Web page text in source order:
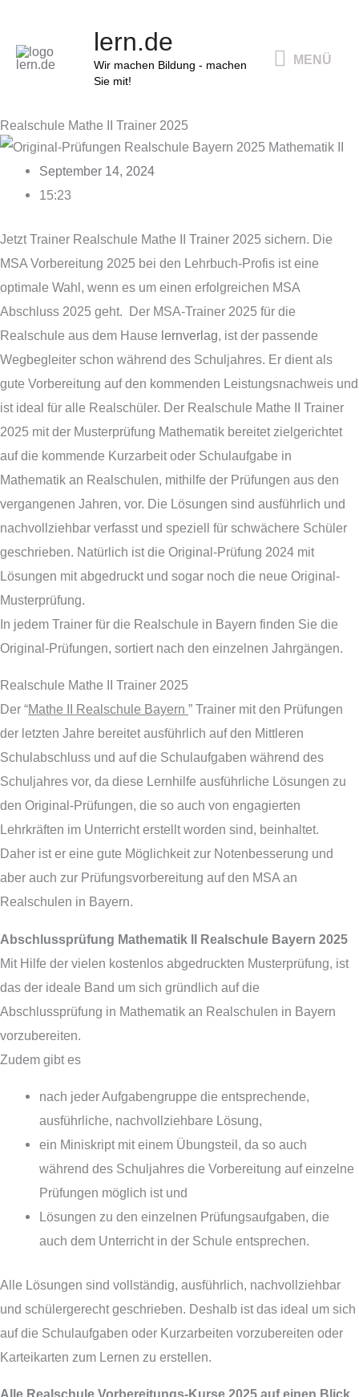
springen
lern.de
Wir machen Bildung - machen
Sie mit!
MENÜ
Realschule Mathe II Trainer 2025
September 14, 2024
15:23
Jetzt Trainer Realschule Mathe II Trainer 2025 sichern. Die
MSA Vorbereitung 2025 bei den Lehrbuch-Profis ist eine
optimale Wahl, wenn es um einen erfolgreichen MSA
Abschluss 2025 geht. Der MSA-Trainer 2025 für die
Realschule aus dem Hause lernverlag, ist der passende
Wegbegleiter schon während des Schuljahres. Er dient als
gute Vorbereitung auf den kommenden Leistungsnachweis und
ist ideal für alle Realschüler. Der Realschule Mathe II Trainer
2025 mit der Musterprüfung Mathematik bereitet zielgerichtet
auf die kommende Kurzarbeit oder Schulaufgabe in
Mathematik an Realschulen, mithilfe der Prüfungen aus den
vergangenen Jahren, vor. Die Lösungen sind ausführlich und
nachvollziehbar verfasst und speziell für schwächere Schüler
geschrieben. Natürlich ist die Original-Prüfung 2024 mit
Lösungen mit abgedruckt und sogar noch die neue Original-
Musterprüfung.
In jedem Trainer für die Realschule in Bayern finden Sie die
Original-Prüfungen, sortiert nach den einzelnen Jahrgängen.
Realschule Mathe II Trainer 2025
Der “Mathe II Realschule Bayern ” Trainer mit den Prüfungen
der letzten Jahre bereitet ausführlich auf den Mittleren
Schulabschluss und auf die Schulaufgaben während des
Schuljahres vor, da diese Lernhilfe ausführliche Lösungen zu
den Original-Prüfungen, die so auch von engagierten
Lehrkräften im Unterricht erstellt worden sind, beinhaltet.
Daher ist er eine gute Möglichkeit zur Notenbesserung und
aber auch zur Prüfungsvorbereitung auf den MSA an
Realschulen in Bayern.
Abschlussprüfung Mathematik II Realschule Bayern 2025
Mit Hilfe der vielen kostenlos abgedruckten Musterprüfung, ist
das der ideale Band um sich gründlich auf die
Abschlussprüfung in Mathematik an Realschulen in Bayern
vorzubereiten.
Zudem gibt es
nach jeder Aufgabengruppe die entsprechende,
ausführliche, nachvollziehbare Lösung,
ein Miniskript mit einem Übungsteil, da so auch
während des Schuljahres die Vorbereitung auf einzelne
Prüfungen möglich ist und
Lösungen zu den einzelnen Prüfungsaufgaben, die
auch dem Unterricht in der Schule entsprechen.
Alle Lösungen sind vollständig, ausführlich, nachvollziehbar
und schülergerecht geschrieben. Deshalb ist das ideal um sich
auf die Schulaufgaben oder Kurzarbeiten vorzubereiten oder
Karteikarten zum Lernen zu erstellen.
Alle Realschule Vorbereitungs-Kurse 2025 auf einen Blick